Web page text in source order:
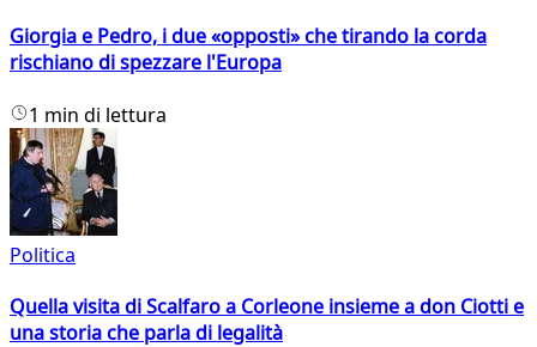
Giorgia e Pedro, i due «opposti» che tirando la corda
rischiano di spezzare l'Europa
1 min di lettura
Politica
Quella visita di Scalfaro a Corleone insieme a don Ciotti e
una storia che parla di legalità